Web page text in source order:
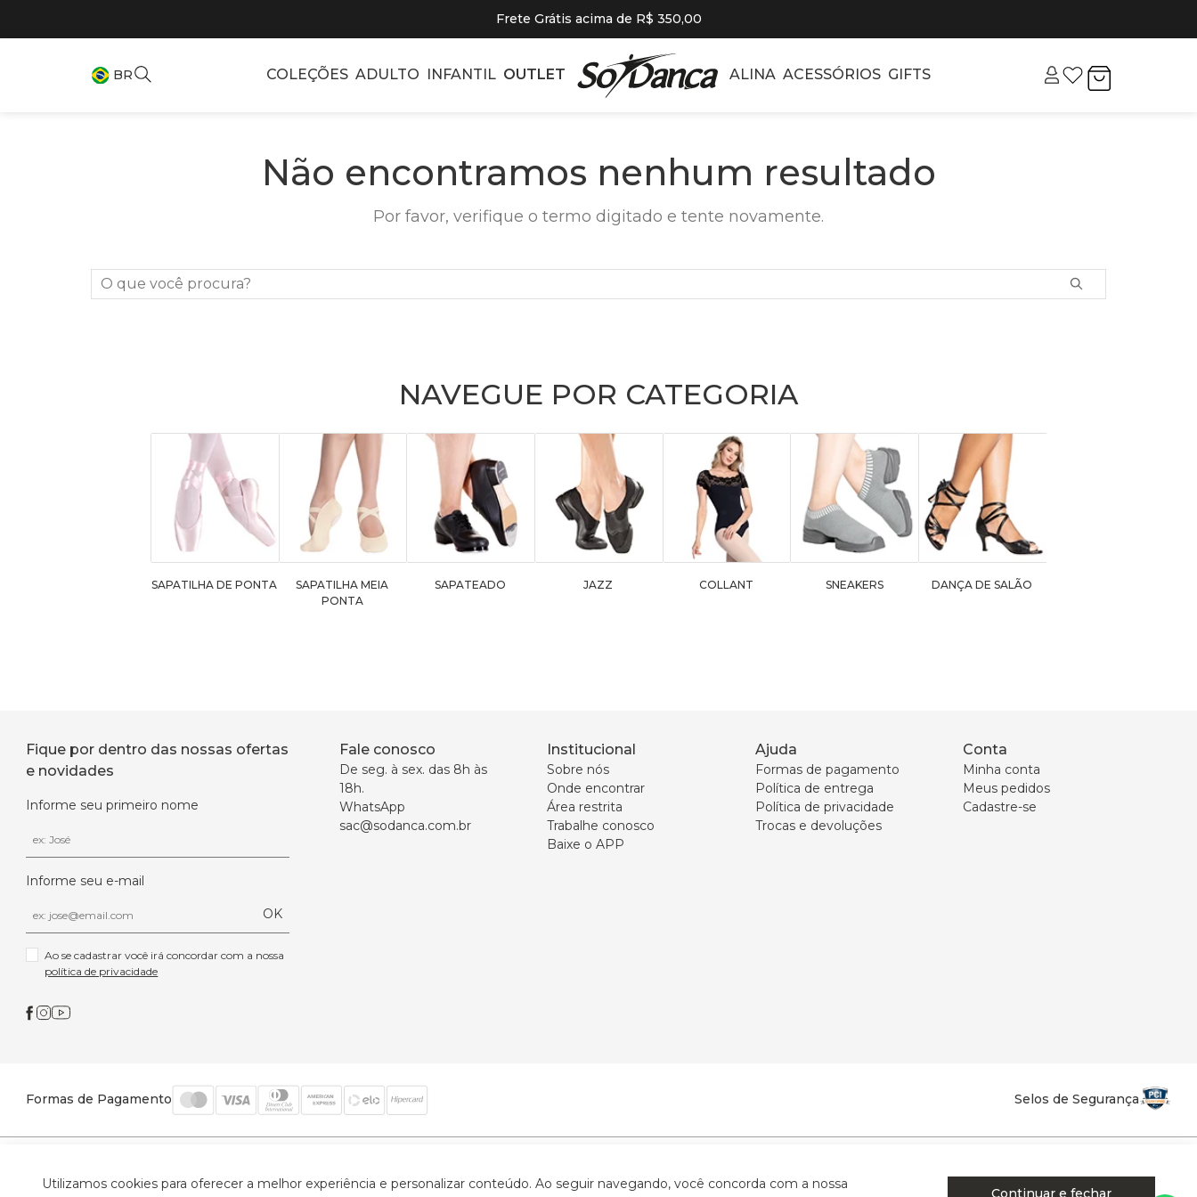
Frete Grátis acima de R$ 350,00
BR COLEÇÕES ADULTO INFANTIL OUTLET ALINA ACESSÓRIOS GIFTS
Não encontramos nenhum resultado
Por favor, verifique o termo digitado e tente novamente.
O que você procura?
NAVEGUE POR CATEGORIA
SAPATILHA DE PONTA
SAPATILHA MEIA
PONTA
SAPATEADO JAZZ COLLANT SNEAKERS DANÇA DE SALÃO
Fique por dentro das nossas ofertas
e novidades
Informe seu primeiro nome
Informe seu e-mail
OK
política de privacidade
Fale conosco
De seg. à sex. das 8h às
18h.
WhatsApp
sac@sodanca.com.br
Institucional
Sobre nós
Onde encontrar
Área restrita
Trabalhe conosco
Baixe o APP
Ajuda
Formas de pagamento
Política de entrega
Política de privacidade
Trocas e devoluções
Conta
Minha conta
Meus pedidos
Cadastre-se
Formas de Pagamento Selos de Segurança
Utilizamos cookies para oferecer a melhor experiência e personalizar conteúdo. Ao seguir navegando, você concorda com a nossa
Continuar e fechar